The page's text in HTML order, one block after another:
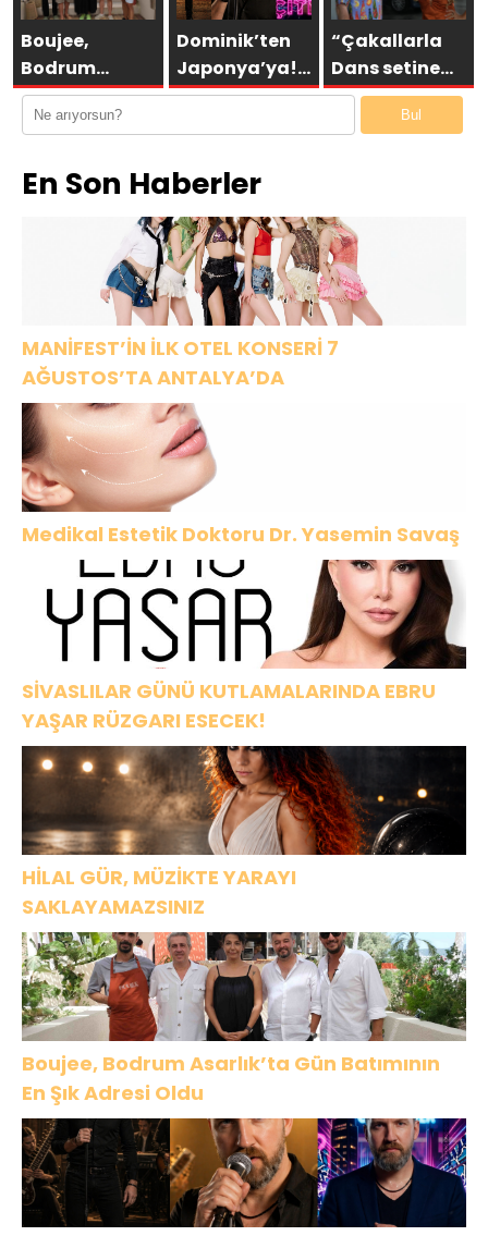
Boujee,
Bodrum
Asarlık’ta Gün
Batımının En
Oldu
Dominik’ten
Japonya’ya!
Bremen’in
“Çakallarla
Dans setine
yıllardır aynı
heyecanla
Bul
En Son Haberler
MANİFEST’İN İLK OTEL KONSERİ 7
AĞUSTOS’TA ANTALYA’DA
Medikal Estetik Doktoru Dr. Yasemin Savaş
SİVASLILAR GÜNÜ KUTLAMALARINDA EBRU
YAŞAR RÜZGARI ESECEK!
HİLAL GÜR, MÜZİKTE YARAYI
SAKLAYAMAZSINIZ
Boujee, Bodrum Asarlık’ta Gün Batımının
En Şık Adresi Oldu